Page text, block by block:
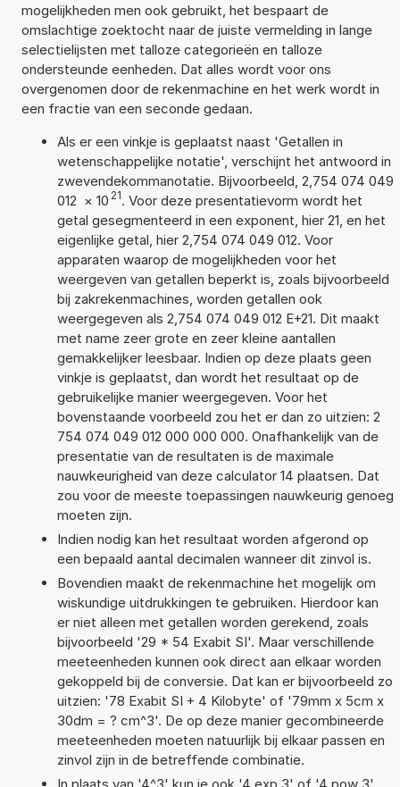
mogelijkheden men ook gebruikt, het bespaart de
omslachtige zoektocht naar de juiste vermelding in lange
selectielijsten met talloze categorieën en talloze
ondersteunde eenheden. Dat alles wordt voor ons
overgenomen door de rekenmachine en het werk wordt in
een fractie van een seconde gedaan.
Als er een vinkje is geplaatst naast 'Getallen in
wetenschappelijke notatie', verschijnt het antwoord in
zwevendekommanotatie. Bijvoorbeeld, 2,754 074 049
012 × 10 21. Voor deze presentatievorm wordt het
getal gesegmenteerd in een exponent, hier 21, en het
eigenlijke getal, hier 2,754 074 049 012. Voor
apparaten waarop de mogelijkheden voor het
weergeven van getallen beperkt is, zoals bijvoorbeeld
bij zakrekenmachines, worden getallen ook
weergegeven als 2,754 074 049 012 E+21. Dit maakt
met name zeer grote en zeer kleine aantallen
gemakkelijker leesbaar. Indien op deze plaats geen
vinkje is geplaatst, dan wordt het resultaat op de
gebruikelijke manier weergegeven. Voor het
bovenstaande voorbeeld zou het er dan zo uitzien: 2
754 074 049 012 000 000 000. Onafhankelijk van de
presentatie van de resultaten is de maximale
nauwkeurigheid van deze calculator 14 plaatsen. Dat
zou voor de meeste toepassingen nauwkeurig genoeg
moeten zijn.
Indien nodig kan het resultaat worden afgerond op
een bepaald aantal decimalen wanneer dit zinvol is.
Bovendien maakt de rekenmachine het mogelijk om
wiskundige uitdrukkingen te gebruiken. Hierdoor kan
er niet alleen met getallen worden gerekend, zoals
bijvoorbeeld '29 * 54 Exabit SI'. Maar verschillende
meeteenheden kunnen ook direct aan elkaar worden
gekoppeld bij de conversie. Dat kan er bijvoorbeeld zo
uitzien: '78 Exabit SI + 4 Kilobyte' of '79mm x 5cm x
30dm = ? cm^3'. De op deze manier gecombineerde
meeteenheden moeten natuurlijk bij elkaar passen en
zinvol zijn in de betreffende combinatie.
In plaats van '4^3' kun je ook '4 exp 3' of '4 pow 3'